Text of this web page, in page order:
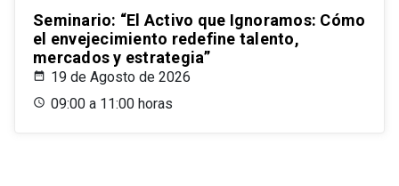
Seminario: “El Activo que Ignoramos: Cómo
el envejecimiento redefine talento,
mercados y estrategia”
19 de Agosto de 2026
09:00 a 11:00 horas